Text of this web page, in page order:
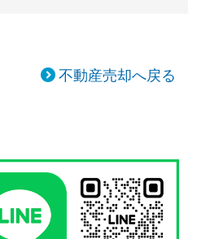
不動産売却へ戻る